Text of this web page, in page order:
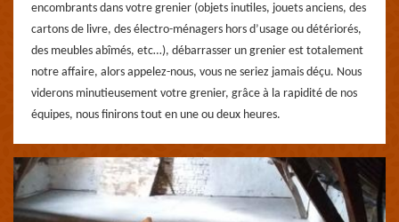
encombrants dans votre grenier (objets inutiles, jouets anciens, des
cartons de livre, des électro-ménagers hors d’usage ou détériorés,
des meubles abîmés, etc…), débarrasser un grenier est totalement
notre affaire, alors appelez-nous, vous ne seriez jamais déçu. Nous
viderons minutieusement votre grenier, grâce à la rapidité de nos
équipes, nous finirons tout en une ou deux heures.